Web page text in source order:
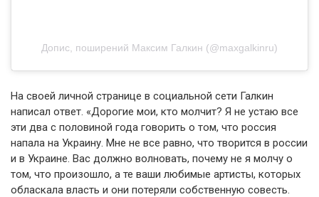
Допис, поширений Максим Галкин (@maxgalkinru)
На своей личной странице в социальной сети Галкин
написал ответ. «Дорогие мои, кто молчит? Я не устаю все
эти два с половиной года говорить о том, что россия
напала на Украину. Мне не все равно, что творится в россии
и в Украине. Вас должно волновать, почему не я молчу о
том, что произошло, а те ваши любимые артисты, которых
обласкала власть и они потеряли собственную совесть.